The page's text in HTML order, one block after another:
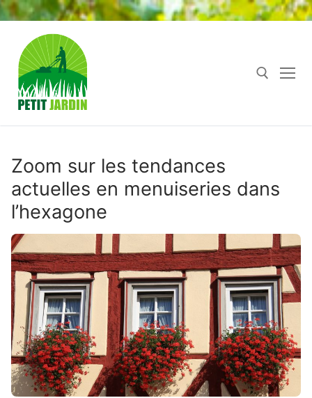
contenu
Zoom sur les tendances
actuelles en menuiseries dans
l’hexagone